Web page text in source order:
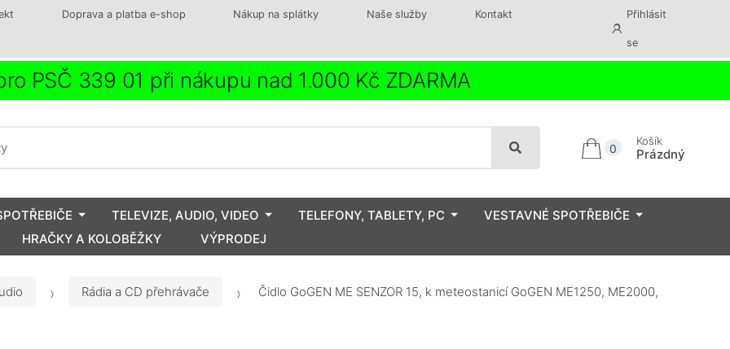
Doprava a platba e-shop Nákup na splátky Naše služby Kontakt Přihlásit
se
PSČ 339 01 při nákupu nad 1.000 Kč ZDARMA
0
Košík
Prázdný
TELEVIZE, AUDIO, VIDEO TELEFONY, TABLETY, PC
VESTAVNÉ SPOTŘEBIČE
HRAČKY A KOLOBĚŽKY
VÝPRODEJ
Rádia a CD přehrávače Čidlo GoGEN ME SENZOR 15, k meteostanicí GoGEN ME1250, ME2000,